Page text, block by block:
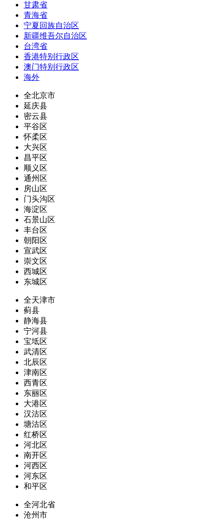
甘肃省
青海省
宁夏回族自治区
新疆维吾尔自治区
台湾省
香港特别行政区
澳门特别行政区
海外
全北京市
延庆县
密云县
平谷区
怀柔区
大兴区
昌平区
顺义区
通州区
房山区
门头沟区
海淀区
石景山区
丰台区
朝阳区
宣武区
崇文区
西城区
东城区
全天津市
蓟县
静海县
宁河县
宝坻区
武清区
北辰区
津南区
西青区
东丽区
大港区
汉沽区
塘沽区
红桥区
河北区
南开区
河西区
河东区
和平区
全河北省
沧州市